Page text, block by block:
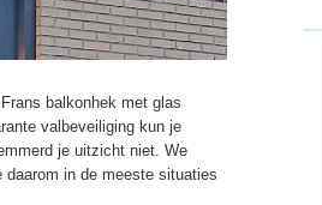
balkonhek met glas
valbeveiliging kun je
je uitzicht niet. We
in de meeste situaties